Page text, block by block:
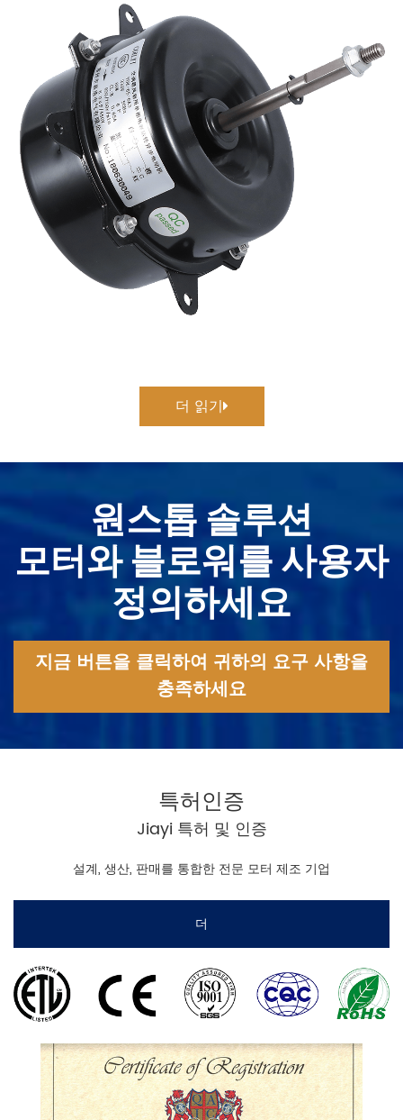
더 읽기
원스톱 솔루션
모터와 블로워를 사용자
정의하세요
지금 버튼을 클릭하여 귀하의 요구 사항을
충족하세요
특허인증
Jiayi 특허 및 인증
설계, 생산, 판매를 통합한 전문 모터 제조 기업
더